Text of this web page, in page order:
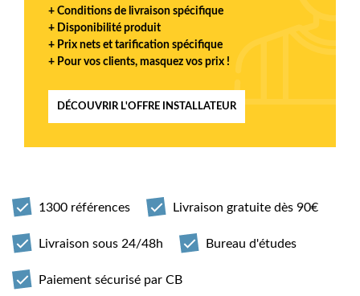
+ Conditions de livraison spécifique
+ Disponibilité produit
+ Prix nets et tarification spécifique
+ Pour vos clients, masquez vos prix !
DÉCOUVRIR L'OFFRE INSTALLATEUR
1300 références Livraison gratuite dès 90€
Livraison sous 24/48h Bureau d'études
Paiement sécurisé par CB